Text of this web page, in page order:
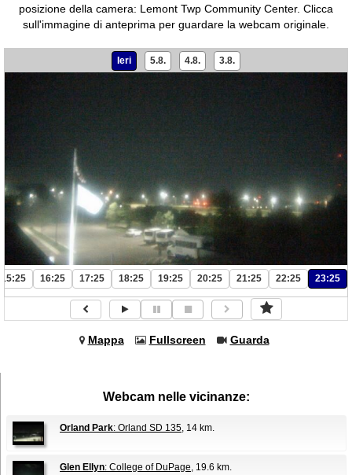
posizione della camera: Lemont Twp Community Center. Clicca
sull'immagine di anteprima per guardare la webcam originale.
Ieri 5.8. 4.8. 3.8.
15:25 16:25 17:25 18:25 19:25 20:25 21:25 22:25 23:25
Mappa Fullscreen Guarda
Webcam nelle vicinanze:
Orland Park: Orland SD 135, 14 km.
Glen Ellyn: College of DuPage, 19.6 km.